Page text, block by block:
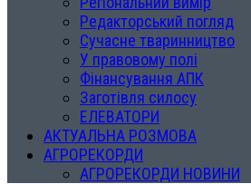
Редакторський погляд
Сучасне тваринництво
У правовому полі
Фінансування АПК
Заготівля силосу
ЕЛЕВАТОРИ
АКТУАЛЬНА РОЗМОВА
АГРОРЕКОРДИ
АГРОРЕКОРДИ НОВИНИ